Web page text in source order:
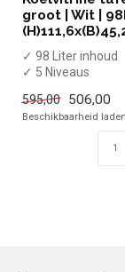
groot | Wit |
✓ 98 Liter inhoud
✓ 5 Niveaus
✓ 0 tot +12 graden
✓ Breedte 45...
595,00 506,00
Beschikbaarheid